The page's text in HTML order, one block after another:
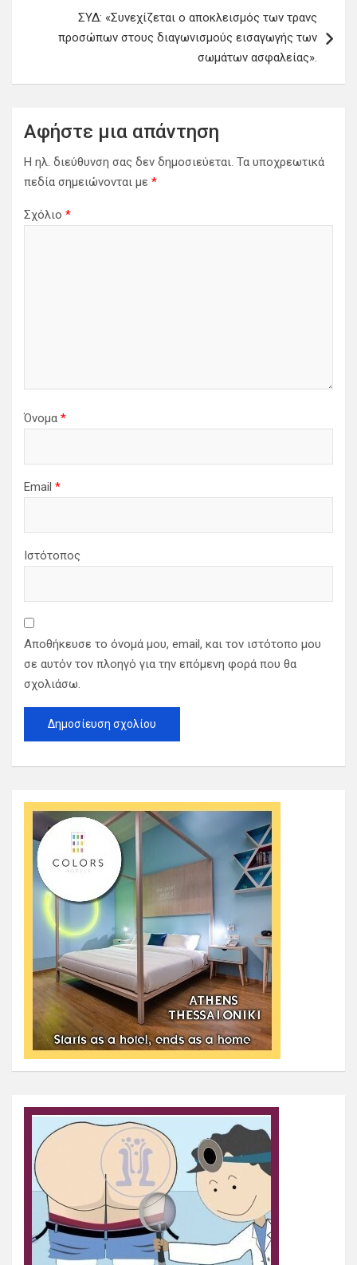
η
ω
ΣΥΔ: «Συνεχίζεται ο αποκλεισμός των τρανς
προσώπων στους διαγωνισμούς εισαγωγής των
σωμάτων ασφαλείας».
Αφήστε μια απάντηση
Η ηλ. διεύθυνση σας δεν δημοσιεύεται. Τα υποχρεωτικά
πεδία σημειώνονται με *
Σχόλιο *
Όνομα *
Email *
Ιστότοπος
Αποθήκευσε το όνομά μου, email, και τον ιστότοπο μου
σε αυτόν τον πλοηγό για την επόμενη φορά που θα
σχολιάσω.